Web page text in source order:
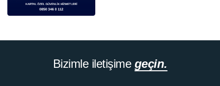
Bizimle iletişime geçin.